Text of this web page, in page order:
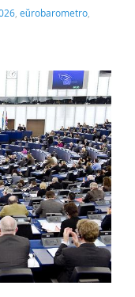
eŭrobarometro